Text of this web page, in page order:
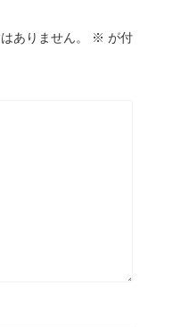
ありません。 ※ が付